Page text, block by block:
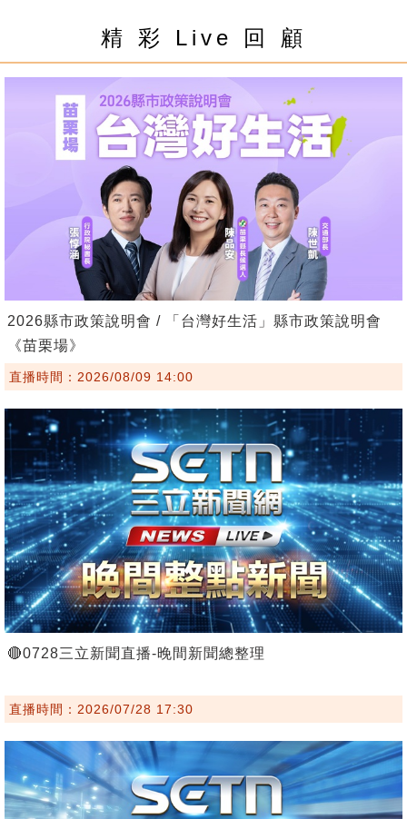
精 彩 Live 回 顧
2026縣市政策說明會 / 「台灣好生活」縣市政策說明會
《苗栗場》
直播時間：2026/08/09 14:00
🔴0728三立新聞直播-晚間新聞總整理
直播時間：2026/07/28 17:30